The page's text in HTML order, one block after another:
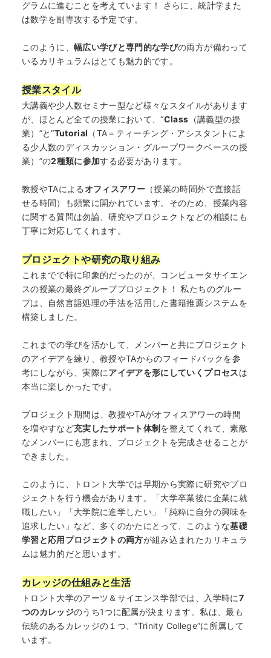
何から始める？
ブログ
EVENTS
グラムに進むことを考えています！ さらに、統計学また
は数学を副専攻する予定です。
このように、 幅広い学びと専門的な学びの両方が備わって
いるカリキュラムはとても魅力的です。
授業スタイル
大講義や少人数セミナー型など様々なスタイルがあります
が、ほとんど全ての授業において、“Class （講義型の授
業）”と“Tutorial （TA＝ティーチング・アシスタントによ
る少人数のディスカッション・グループワークベースの授
業）”の2種類に参加する必要があります。
教授やTAによるオフィスアワー （授業の時間外で直接話
せる時間）も頻繁に開かれています。そのため、授業内容
に関する質問は勿論、研究やプロジェクトなどの相談にも
丁寧に対応してくれます。
プロジェクトや研究の取り組み
これまでで特に印象的だったのが、コンピュータサイエン
スの授業の最終グループプロジェクト！ 私たちのグルー
プは、自然言語処理の手法を活用した書籍推薦システムを
構築しました。
これまでの学びを活かして、メンバーと共にプロジェクト
のアイデアを練り、教授やTAからのフィードバックを参
考にしながら、実際にアイデアを形にしていくプロセスは
本当に楽しかったです。
プロジェクト期間は、教授やTAがオフィスアワーの時間
を増やすなど充実したサポート体制を整えてくれて、素敵
なメンバーにも恵まれ、プロジェクトを完成させることが
できました。
このように、トロント大学では早期から実際に研究やプロ
ジェクトを行う機会があります。「大学卒業後に企業に就
職したい」「大学院に進学したい」「純粋に自分の興味を
追求したい」など、多くのかたにとって、このような基礎
学習と応用プロジェクトの両方が組み込まれたカリキュラ
ムは魅力的だと思います。
カレッジの仕組みと生活
トロント大学のアーツ＆サイエンス学部では、入学時に7
つのカレッジのうち1つに配属が決まります。私は、最も
伝統のあるカレッジの１つ、“Trinity College”に所属して
います。